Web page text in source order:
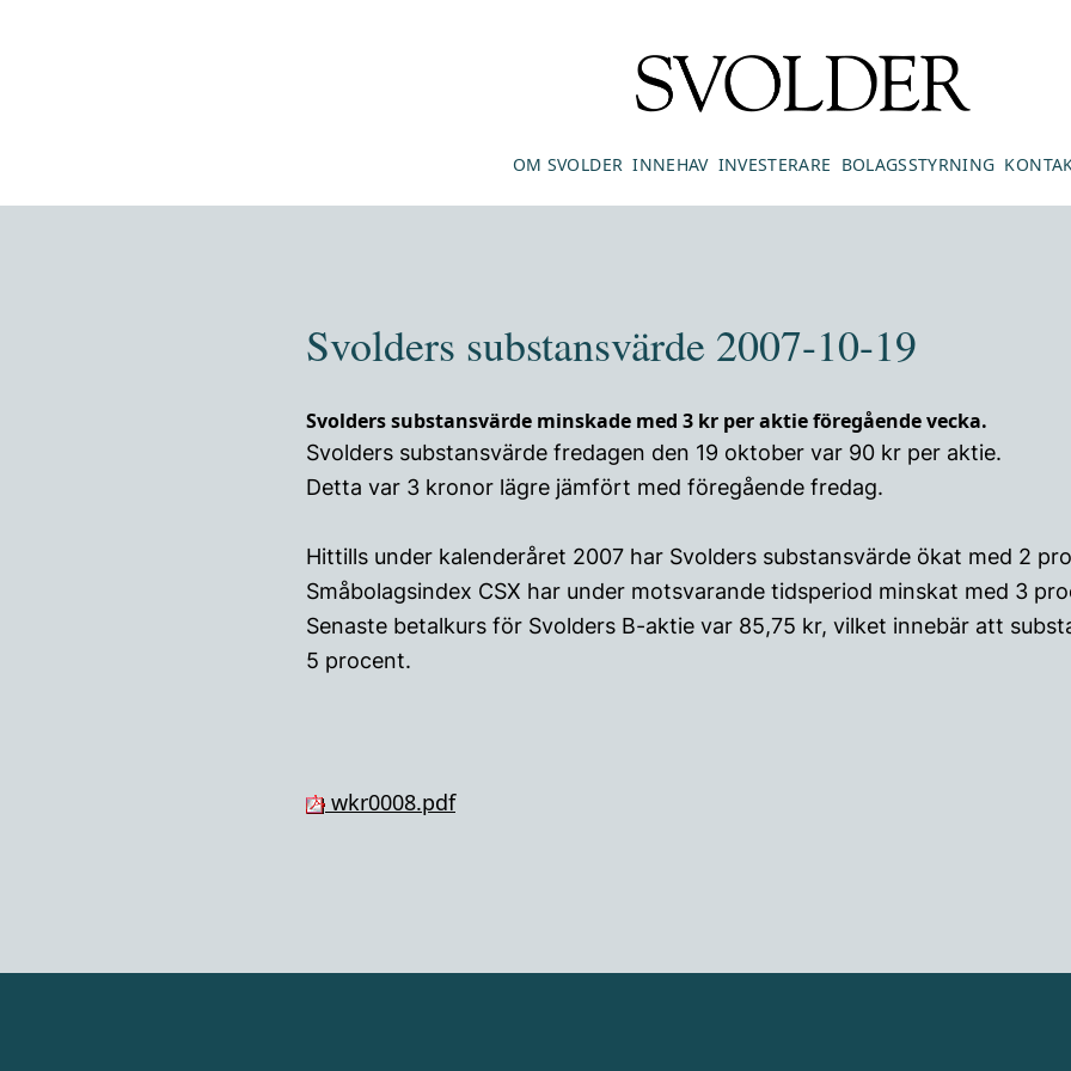
OM SVOLDER INNEHAV INVESTERARE BOLAGSSTYRNING
Svolders substansvärde 2007-10-19
Svolders substansvärde minskade med 3 kr per aktie föregående vecka.
Svolders substansvärde fredagen den 19 oktober var 90 kr per aktie.
Detta var 3 kronor lägre jämfört med föregående fredag.
Hittills under kalenderåret 2007 har Svolders substansvärde ökat med 2
Småbolagsindex CSX har under motsvarande tidsperiod minskat med 3
Senaste betalkurs för Svolders B-aktie var 85,75 kr, vilket innebär att
5 procent.
wkr0008.pdf